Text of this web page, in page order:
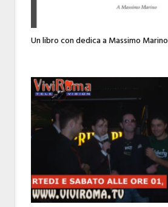
Un libro con dedica a Massimo Marino